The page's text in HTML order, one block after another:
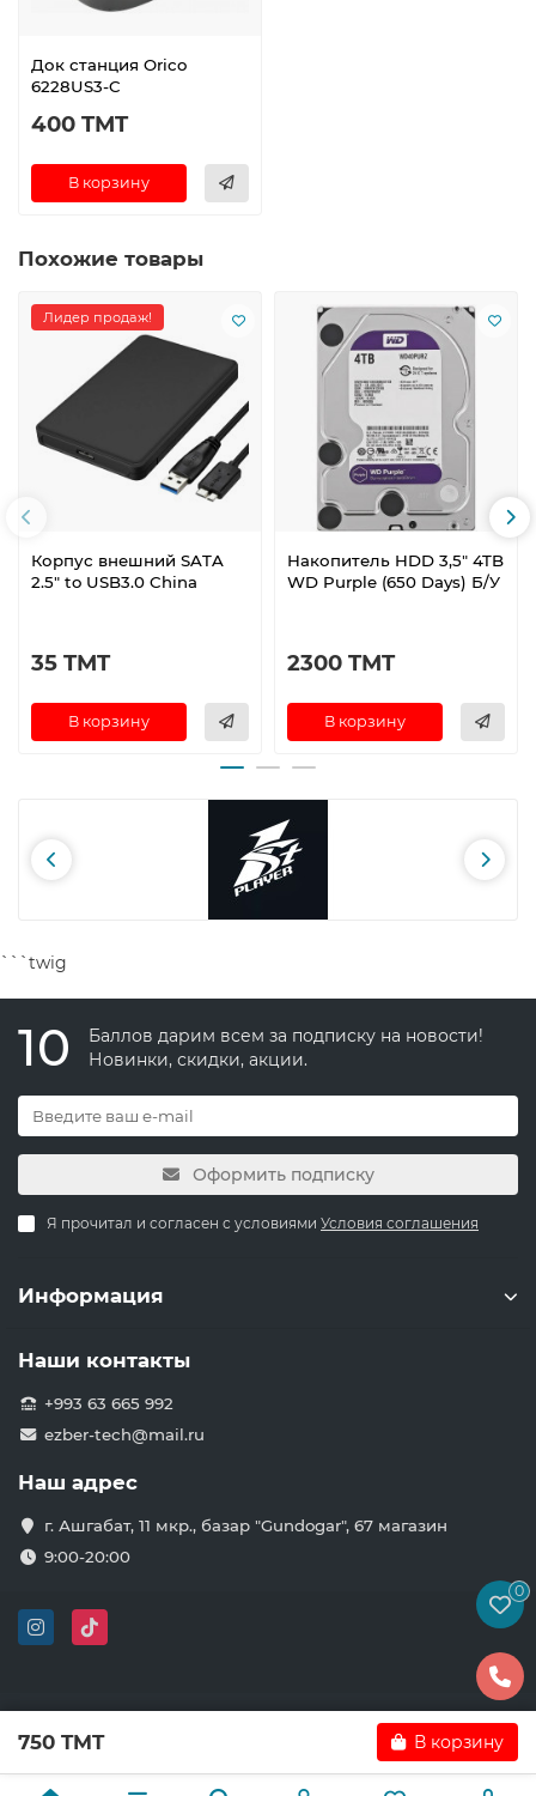
Док станция Orico
6228US3-C
400 TMT
В корзину
Похожие товары
Лидер продаж!
Корпус внешний SATA
2.5" to USB3.0 China
35 TMT
В корзину
Накопитель HDD 3,5" 4TB
WD Purple (650 Days) Б/У
2300 TMT
В корзину
```twig
10
Баллов дарим всем за подписку на новости!
Новинки, скидки, акции.
Оформить подписку
Я прочитал и согласен с условиями Условия соглашения
Информация
Наши контакты
+993 63 665 992
ezber-tech@mail.ru
Наш адрес
г. Ашгабат, 11 мкр., базар "Gundogar", 67 магазин
9:00-20:00
0
750 TMT В корзину